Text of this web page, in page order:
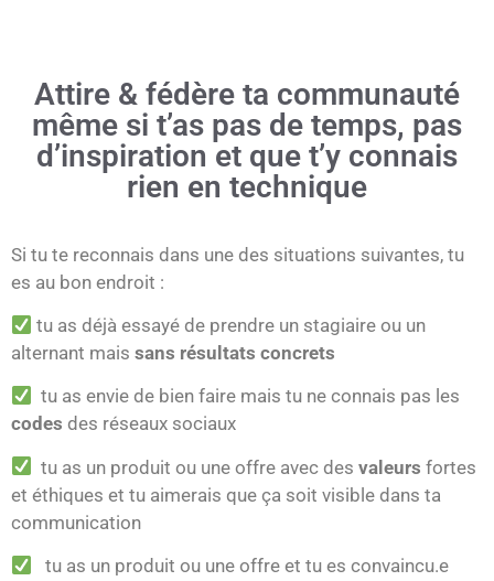
Attire & fédère ta communauté
même si t’as pas de temps, pas
d’inspiration et que t’y connais
rien en technique
Si tu te reconnais dans une des situations suivantes, tu
es au bon endroit :
tu as déjà essayé de prendre un stagiaire ou un
alternant mais sans résultats concrets
tu as envie de bien faire mais tu ne connais pas les
codes des réseaux sociaux
tu as un produit ou une offre avec desvaleurs fortes
et éthiques et tu aimerais que ça soit visible dans ta
communication
tu as un produit ou une offre et tu es convaincu.e